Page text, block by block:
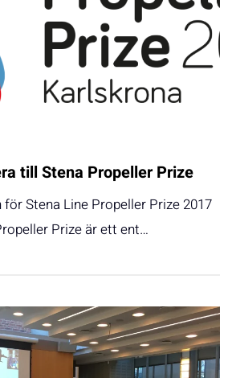
till Stena Propeller Prize
Stena Line Propeller Prize 2017
Prize är ett ent…